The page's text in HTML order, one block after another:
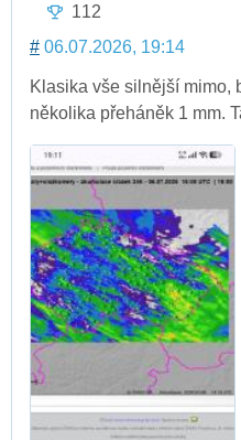
112
# 06.07.2026, 19:14
Klasika vše silnější mimo,
několika přeháněk 1 mm.